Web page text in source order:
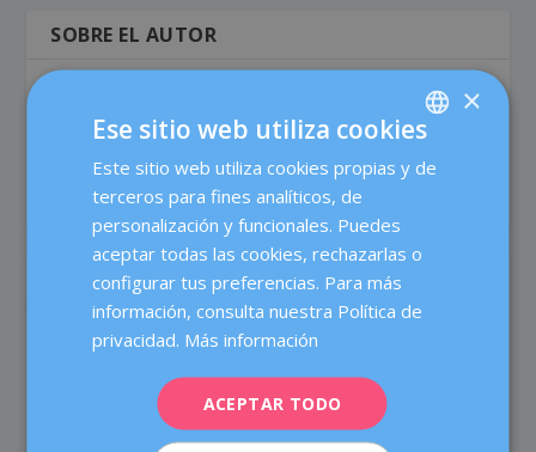
SOBRE EL AUTOR
Responsable de la Unidad de Nutrición
ARTÍCULOS RELACIONADOS
SPANISH
×
Ese sitio web utiliza cookies
Este sitio web utiliza cookies propias y de
terceros para fines analíticos, de
personalización y funcionales. Puedes
aceptar todas las cookies, rechazarlas o
configurar tus preferencias. Para más
información, consulta nuestra Política de
privacidad. Más información
ACEPTAR TODO